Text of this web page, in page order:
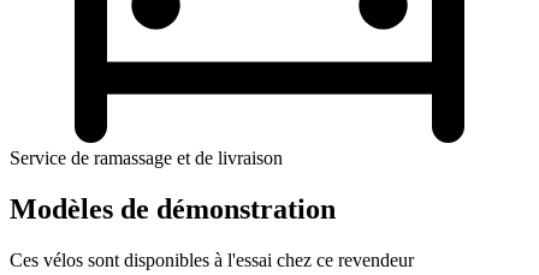
Service de ramassage et de livraison
Modèles de démonstration
Ces vélos sont disponibles à l'essai chez ce revendeur